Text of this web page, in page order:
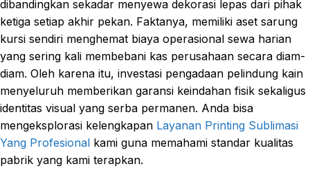
dibandingkan sekadar menyewa dekorasi lepas dari pihak
ketiga setiap akhir pekan. Faktanya, memiliki aset sarung
kursi sendiri menghemat biaya operasional sewa harian
yang sering kali membebani kas perusahaan secara diam-
diam. Oleh karena itu, investasi pengadaan pelindung kain
menyeluruh memberikan garansi keindahan fisik sekaligus
identitas visual yang serba permanen. Anda bisa
mengeksplorasi kelengkapan Layanan Printing Sublimasi
Yang Profesional kami guna memahami standar kualitas
pabrik yang kami terapkan.